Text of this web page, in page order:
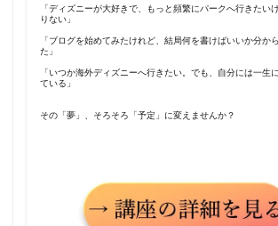
「ディズニーが大好きで、もっと頻繁にパークへ行きたい
りない」
「ブログを始めてみたけれど、結局何を書けばいいか分か
た」
「いつか海外ディズニーへ行きたい。でも、自分には一生
ている」
その「夢」、そろそろ「予定」に変えませんか？